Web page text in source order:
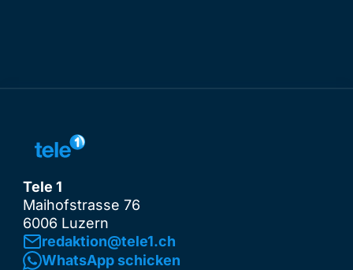
Tele 1
Maihofstrasse 76
6006 Luzern
redaktion@tele1.ch
WhatsApp schicken